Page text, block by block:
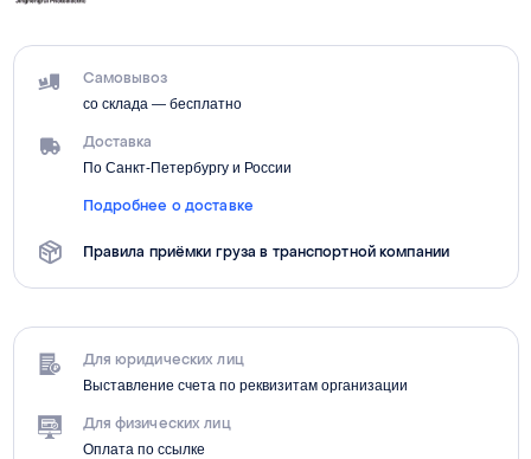
Самовывоз
со склада — бесплатно
Доставка
По Санкт-Петербургу и России
Подробнее о доставке
Правила приёмки груза в транспортной компании
Для юридических лиц
Выставление счета по реквизитам организации
Для физических лиц
Оплата по ссылке